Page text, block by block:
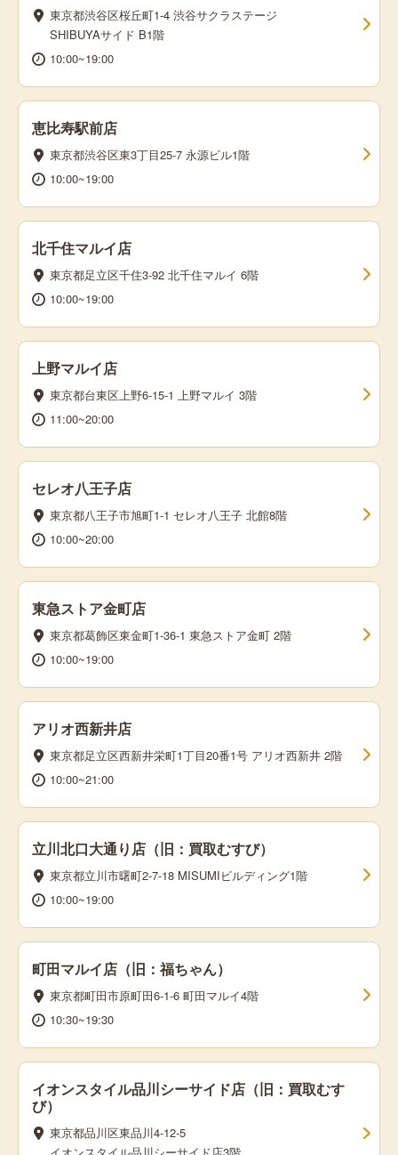
東京都渋谷区桜丘町1-4 渋谷サクラステージ
SHIBUYAサイド B1階
10:00~19:00
恵比寿駅前店
東京都渋谷区東3丁目25-7 永源ビル1階
10:00~19:00
北千住マルイ店
東京都足立区千住3-92 北千住マルイ 6階
10:00~19:00
上野マルイ店
東京都台東区上野6-15-1 上野マルイ 3階
11:00~20:00
セレオ八王子店
東京都八王子市旭町1-1 セレオ八王子 北館8階
10:00~20:00
東急ストア金町店
東京都葛飾区東金町1-36-1 東急ストア金町 2階
10:00~19:00
アリオ西新井店
東京都足立区西新井栄町1丁目20番1号 アリオ西新井 2階
10:00~21:00
立川北口大通り店（旧：買取むすび）
東京都立川市曙町2-7-18 MISUMIビルディング1階
10:00~19:00
町田マルイ店（旧：福ちゃん）
東京都町田市原町田6-1-6 町田マルイ4階
10:30~19:30
イオンスタイル品川シーサイド店（旧：買取むす
び）
東京都品川区東品川4-12-5